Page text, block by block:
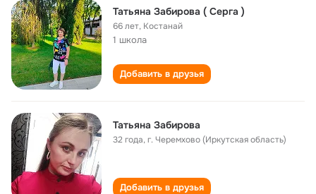
Татьяна Забирова ( Серга )
66 лет, Костанай
1 школа
Добавить в друзья
Татьяна Забирова
32 года,г. Черемхово (Иркутская область)
Добавить в друзья